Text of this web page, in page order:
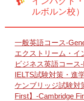
ルボルン校
一般英語コース-
エクストリーム・イ
ビジネス英語コース
IELTS試験対策・進
ケンブリッジ試験対
First】-Cambridge